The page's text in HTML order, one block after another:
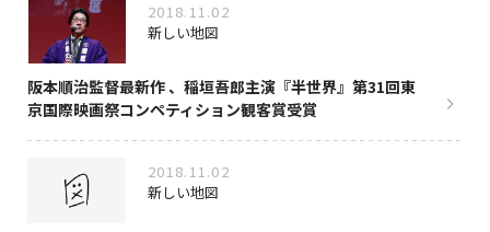
お問い合わせ
メールマガジン登録/解除
2018.11.02
新しい地図
阪本順治監督最新作 、稲垣吾郎主演『半世界』第31回東
京国際映画祭コンペティション観客賞受賞
2018.11.02
新しい地図